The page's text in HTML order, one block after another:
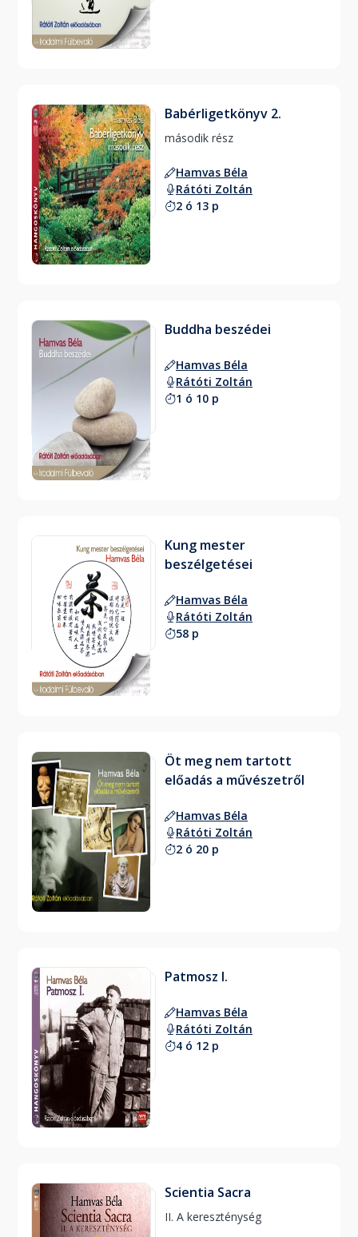
Babérligetkönyv 2.
Hamvas Béla
Rátóti Zoltán
2 ó 13 p
Buddha beszédei
Hamvas Béla
Rátóti Zoltán
1 ó 10 p
Kung mester
beszélgetései
Hamvas Béla
Rátóti Zoltán
58 p
Öt meg nem tartott
előadás a művészetről
Hamvas Béla
Rátóti Zoltán
2 ó 20 p
Patmosz I.
Hamvas Béla
Rátóti Zoltán
4 ó 12 p
Scientia Sacra